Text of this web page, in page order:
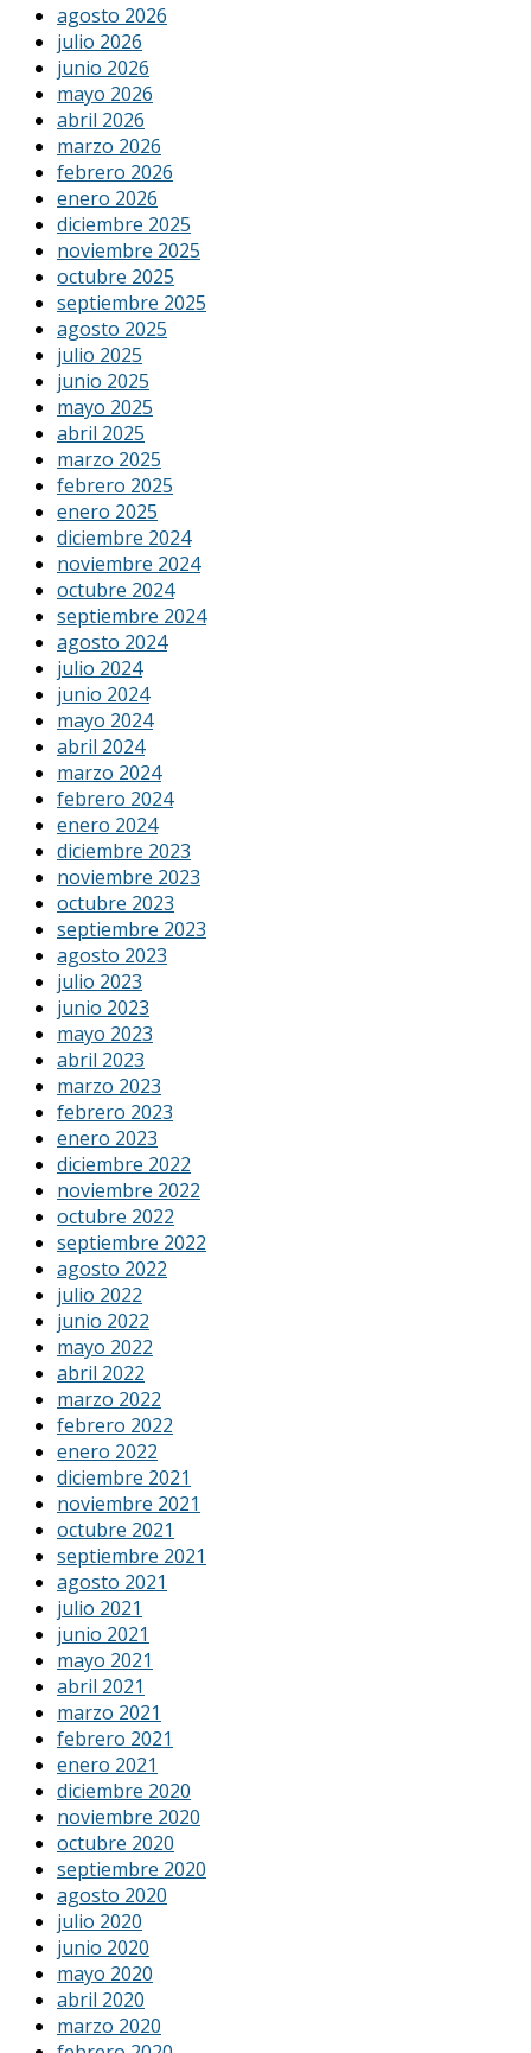
agosto 2026
julio 2026
junio 2026
mayo 2026
abril 2026
marzo 2026
febrero 2026
enero 2026
diciembre 2025
noviembre 2025
octubre 2025
septiembre 2025
agosto 2025
julio 2025
junio 2025
mayo 2025
abril 2025
marzo 2025
febrero 2025
enero 2025
diciembre 2024
noviembre 2024
octubre 2024
septiembre 2024
agosto 2024
julio 2024
junio 2024
mayo 2024
abril 2024
marzo 2024
febrero 2024
enero 2024
diciembre 2023
noviembre 2023
octubre 2023
septiembre 2023
agosto 2023
julio 2023
junio 2023
mayo 2023
abril 2023
marzo 2023
febrero 2023
enero 2023
diciembre 2022
noviembre 2022
octubre 2022
septiembre 2022
agosto 2022
julio 2022
junio 2022
mayo 2022
abril 2022
marzo 2022
febrero 2022
enero 2022
diciembre 2021
noviembre 2021
octubre 2021
septiembre 2021
agosto 2021
julio 2021
junio 2021
mayo 2021
abril 2021
marzo 2021
febrero 2021
enero 2021
diciembre 2020
noviembre 2020
octubre 2020
septiembre 2020
agosto 2020
julio 2020
junio 2020
mayo 2020
abril 2020
marzo 2020